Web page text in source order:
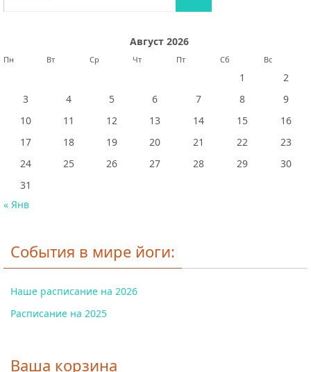
Август 2026
Пн Вт Ср Чт Пт Сб Вс
1
2
3
4 5 6 7 8
9
10
11 12 13 14 15
16
17
18 19 20 21 22
23
24
25 26 27 28 29
30
31
« Янв
События в мире йоги:
Наше расписание на 2026
Расписание на 2025
Ваша корзина